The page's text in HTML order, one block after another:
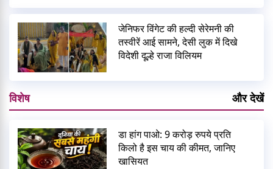
जेनिफर विंगेट की हल्दी सेरेमनी की
तस्वीरें आई सामने, देसी लुक में दिखे
विदेशी दूल्हे राजा विलियम
विशेष और देखें
डा हांग पाओ: 9 करोड़ रुपये प्रति
किलो है इस चाय की कीमत, जानिए
खासियत